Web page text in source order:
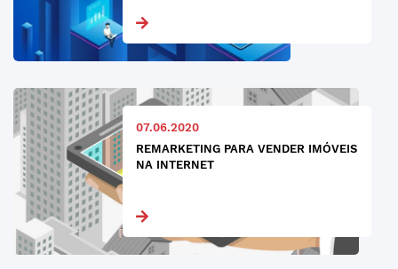
07.06.2020
REMARKETING PARA VENDER IMÓVEIS
NA INTERNET